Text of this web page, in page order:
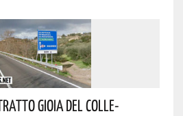
Gioia Del Colle-